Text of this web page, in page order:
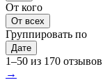
От кого
От всех
Группировать по
Дате
1–50 из 170 отзывов
→